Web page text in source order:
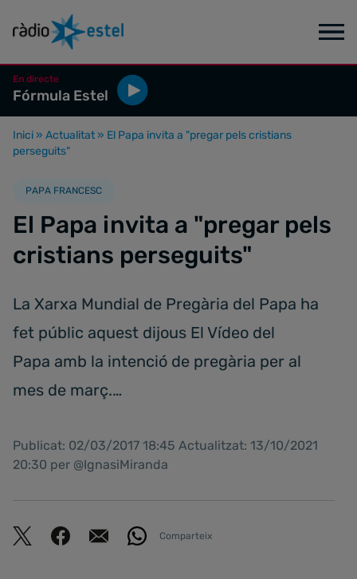
En directe
Fórmula Estel
Inici » Actualitat » El Papa invita a "pregar pels cristians
perseguits"
PAPA FRANCESC
El Papa invita a "pregar pels
cristians perseguits"
La Xarxa Mundial de Pregària del Papa ha
fet públic aquest dijous El Vídeo del
Papa amb la intenció de pregària per al
mes de març.…
Publicat: 02/03/2017 18:45 Actualitzat: 13/10/2021
20:30 per @IgnasiMiranda
Comparteix